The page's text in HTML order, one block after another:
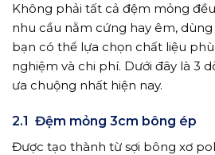
Không phải tất cả đệm mỏng
nhu cầu nằm cứng hay êm,
bạn có thể lựa chọn chất liệu
nghiệm và chi phí. Dưới đây là 3
ưa chuộng nhất hiện nay.
2.1 Đệm mỏng 3cm bông ép
Được tạo thành từ sợi bông xơ